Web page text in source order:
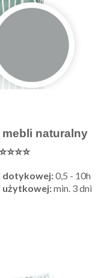
naturalny
dotykowej:0,5 - 10h
użytkowej:min. 3 dni